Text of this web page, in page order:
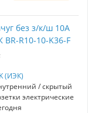
данный
освещением,
с эстетикой. Это
ценит качество
без з/к/ш 10А
R10-10-K36-F
(ИЭК)
/ скрытый
электрические